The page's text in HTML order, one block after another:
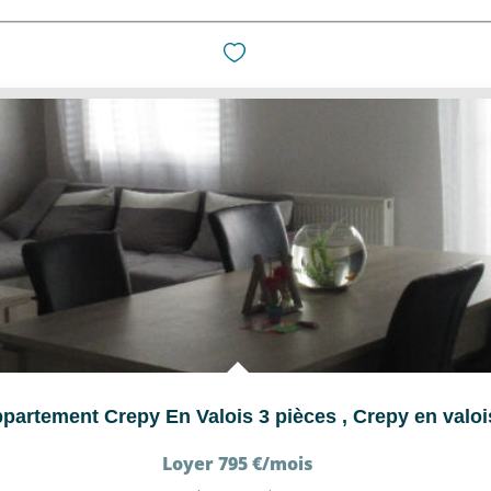
Crepy En Valois 3 pièces , Crepy en
Loyer 795 €/mois